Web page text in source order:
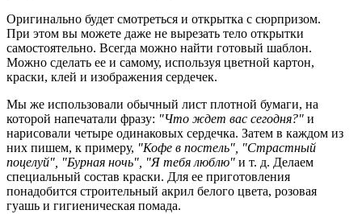
Оригинально будет смотреться и открытка с сюрпризом.
При этом вы можете даже не вырезать тело открытки
самостоятельно. Всегда можно найти готовый шаблон.
Можно сделать ее и самому, используя цветной картон,
краски, клей и изображения сердечек.
Мы же использовали обычный лист плотной бумаги, на
которой напечатали фразу: "Что ждет вас сегодня?" и
нарисовали четыре одинаковых сердечка. Затем в каждом из
них пишем, к примеру, "Кофе в постель", "Страстный
поцелуй", "Бурная ночь", "Я тебя люблю" и т. д. Делаем
специальный состав краски. Для ее приготовления
понадобится строительный акрил белого цвета, розовая
гуашь и гигиеническая помада.